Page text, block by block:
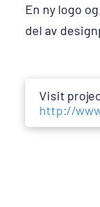
En ny logo
del av
Visit
http://